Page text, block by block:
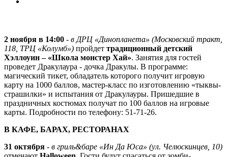
2 ноября в 14:00 - в ДРЦ «Динопланета» (Московский тракт,
118, ТРЦ «Колумб») пройдет традиционный детский
Хэллоуин – «Школа монстер Хай». Занятия для гостей
проведет Дракулаура - дочка Дракулы. В программе:
магический тикет, обладатель которого получит игровую
карту на 1000 баллов, мастер-класс по изготовлению «тыквы-
страшилки» и испытания от Дракулауры. Пришедшие в
праздничных костюмах получат по 100 баллов на игровые
карты. Подробности по телефону: 51-71-26.
В КАФЕ, БАРАХ, РЕСТОРАНАХ
31 октября - в гриль&баре «Ин Да Юса» (ул. Челюскинцев, 10)